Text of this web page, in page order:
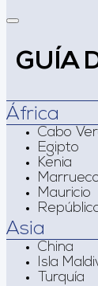
GUÍA
África
Cabo
Egipto
Kenia
Mauricio
Asia
China
Isla
Turquía